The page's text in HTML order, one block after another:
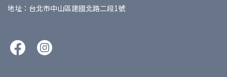
地址：台北市中山區建國北路二段1號